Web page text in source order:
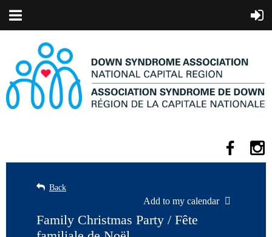
Back
Add to my calendar
Family Christmas Party / Fête